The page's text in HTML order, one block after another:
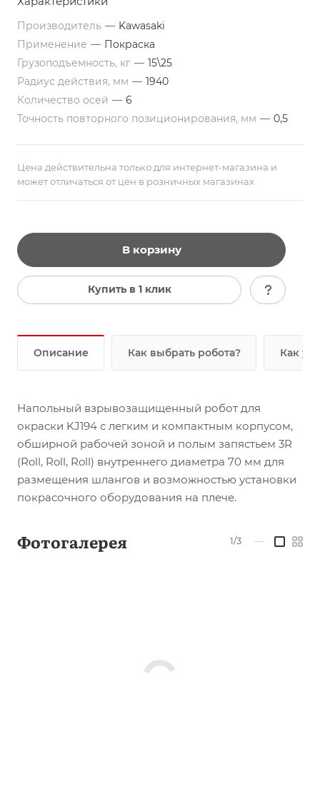
Производитель — Kawasaki
Применение — Покраска
Грузоподъемность, кг — 15\25
Радиус действия, мм — 1940
Количество осей — 6
Точность повторного позиционирования, мм — 0,5
Цена действительна только для интернет-магазина и
может отличаться от цен в розничных магазинах
В корзину
Купить в 1 клик
Описание Как выбрать робота? Как
Напольный взрывозащищенный робот для
окраски KJ194 с легким и компактным корпусом,
обширной рабочей зоной и полым запястьем 3R
(Roll, Roll, Roll) внутреннего диаметра 70 мм для
размещения шлангов и возможностью установки
покрасочного оборудования на плече.
Фотогалерея 1/3 —